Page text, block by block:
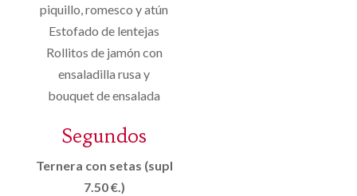
piquillo, romesco y atún
Estofado de lentejas
Rollitos de jamón con
ensaladilla rusa y
bouquet de ensalada
Segundos
Ternera con setas (supl
7.50 €.)